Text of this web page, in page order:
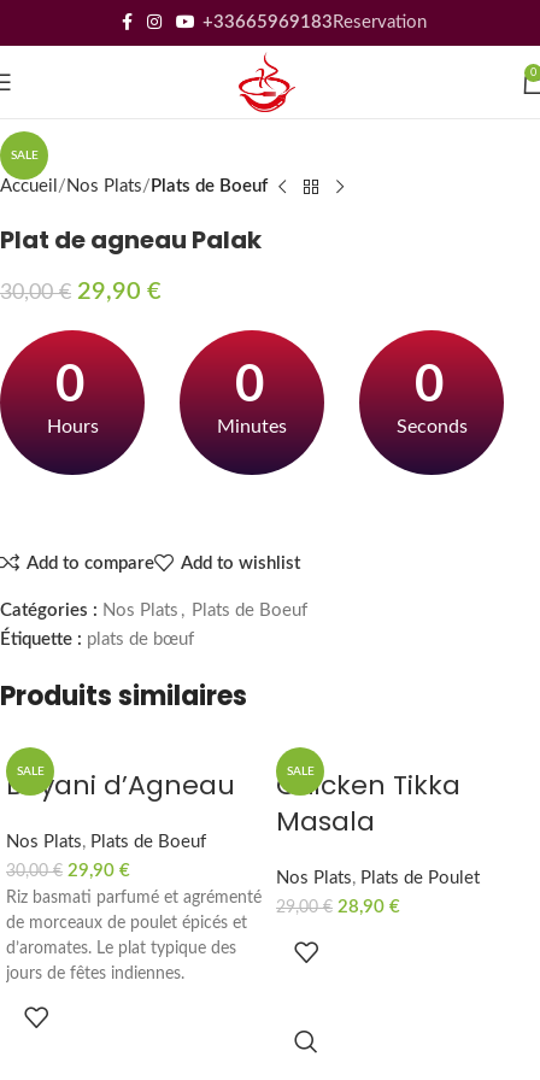
+33665969183 Reservation
0
SALE
Accueil Nos Plats Plats de Boeuf
Plat de agneau Palak
30,00€ 29,90 €
0
Hours
0
Minutes
0
Seconds
Add to compare Add to wishlist
Catégories : Nos Plats , Plats de Boeuf
Étiquette : plats de bœuf
Produits similaires
SALE
Biryani d’Agneau
Nos Plats, Plats de Boeuf
30,00€ 29,90 €
Riz basmati parfumé et agrémenté
de morceaux de poulet épicés et
d’aromates. Le plat typique des
jours de fêtes indiennes.
SALE
Chicken Tikka
Masala
Nos Plats, Plats de Poulet
29,00€ 28,90 €